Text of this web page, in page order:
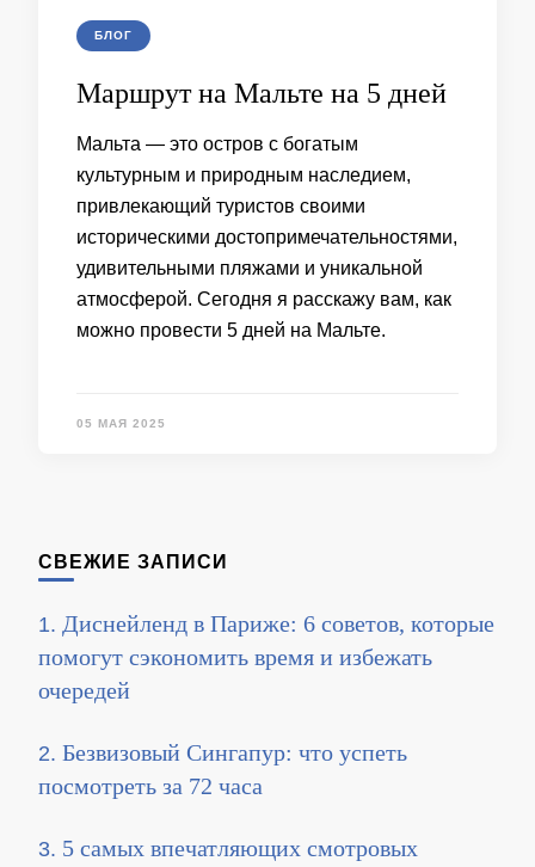
БЛОГ
Маршрут на Мальте на 5 дней
Мальта — это остров с богатым
культурным и природным наследием,
привлекающий туристов своими
историческими достопримечательностями,
удивительными пляжами и уникальной
атмосферой. Сегодня я расскажу вам, как
можно провести 5 дней на Мальте.
05 МАЯ 2025
СВЕЖИЕ ЗАПИСИ
Диснейленд в Париже: 6 советов, которые
помогут сэкономить время и избежать
очередей
Безвизовый Сингапур: что успеть
посмотреть за 72 часа
5 самых впечатляющих смотровых